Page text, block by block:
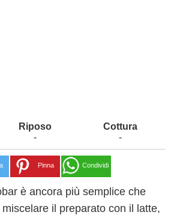
- -
Pinna Condividi
è ancora più semplice che
il preparato con il latte,